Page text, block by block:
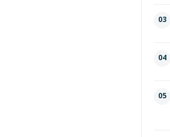
03
04
05